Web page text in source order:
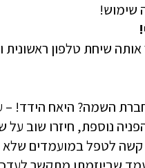
שימוש!
שיחת טלפון ראשונית
חברת השמה? היאח הידד!
נוספת, חיזרו שוב
קשה לטפל במועמדים שלא